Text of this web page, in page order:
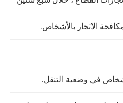
الاتجار بالأشخاص.
في وضعية التنقل.